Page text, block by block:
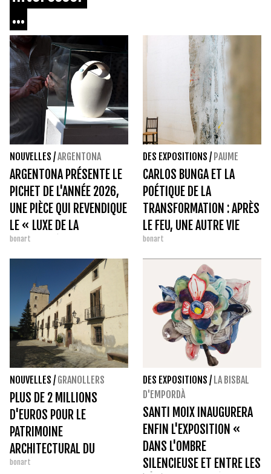
...
NOUVELLES /ARGENTONA
ARGENTONA PRÉSENTE LE
PICHET DE L'ANNÉE 2026,
UNE PIÈCE QUI REVENDIQUE
LE « LUXE DE LA
SIMPLICITÉ ».
bonart
DES EXPOSITIONS / PAUME
CARLOS BUNGA ET LA
POÉTIQUE DE LA
TRANSFORMATION : APRÈS
LE FEU, UNE AUTRE VIE
bonart
NOUVELLES / GRANOLLERS
PLUS DE 2 MILLIONS
D'EUROS POUR LE
PATRIMOINE
ARCHITECTURAL DU
VALLÈS ORIENTAL
bonart
DES EXPOSITIONS / LA BISBAL
D'EMPORDÀ
SANTI MOIX INAUGURERA
ENFIN L'EXPOSITION «
DANS L'OMBRE
SILENCIEUSE ET ENTRE LES